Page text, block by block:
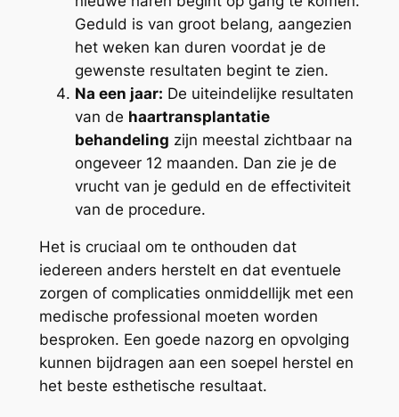
Geduld is van groot belang, aangezien
het weken kan duren voordat je de
gewenste resultaten begint te zien.
Na een jaar: De uiteindelijke resultaten
van de haartransplantatie
behandeling zijn meestal zichtbaar na
ongeveer 12 maanden. Dan zie je de
vrucht van je geduld en de effectiviteit
van de procedure.
Het is cruciaal om te onthouden dat
iedereen anders herstelt en dat eventuele
zorgen of complicaties onmiddellijk met een
medische professional moeten worden
besproken. Een goede nazorg en opvolging
kunnen bijdragen aan een soepel herstel en
het beste esthetische resultaat.